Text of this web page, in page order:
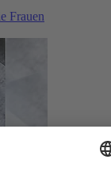
Frauen